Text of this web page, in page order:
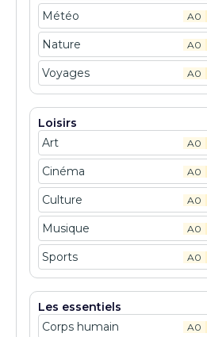
Météo A0
Nature A0
Voyages A0
Loisirs
Art
A0
Cinéma A0
Culture A0
Musique A0
Sports A0
Les essentiels
Corps humain
A0